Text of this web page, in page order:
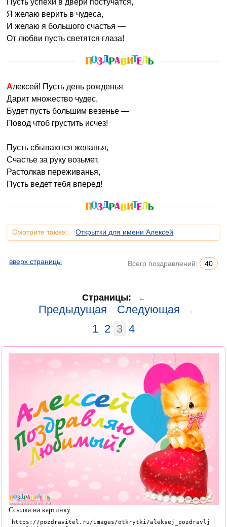
Пусть успехи в двери постучатся,
Я желаю верить в чудеса,
И желаю я большого счастья —
От любви пусть светятся глаза!
Алексей! Пусть день рожденья
Дарит множество чудес,
Будет пусть большим везенье —
Повод чтоб грустить исчез!
Пусть сбываются желанья,
Счастье за руку возьмет,
Растолкав переживанья,
Пусть ведет тебя вперед!
Смотрите также: Открытки для имени Алексей
вверх страницы Всего поздравлений: 40
Страницы: ←
Предыдущая Следующая →
1 2 3 4
Ссылка на картинку: